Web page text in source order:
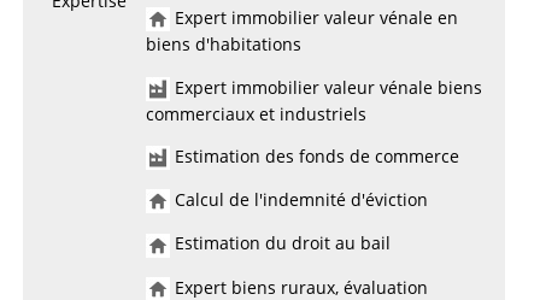
Expert immobilier valeur vénale en
biens d'habitations
Expert immobilier valeur vénale biens
commerciaux et industriels
Estimation des fonds de commerce
Calcul de l'indemnité d'éviction
Estimation du droit au bail
Expert biens ruraux, évaluation